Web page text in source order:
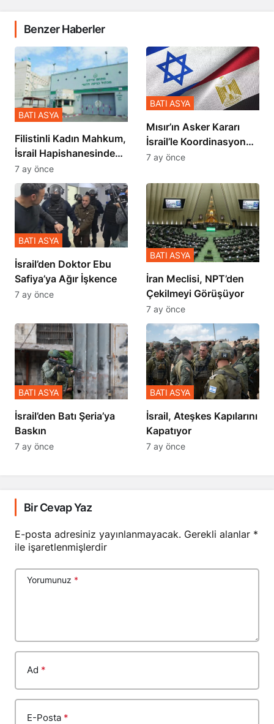
Benzer Haberler
Filistinli Kadın Mahkum,
İsrail Hapishanesindeki
Zulmü Anlattı
BATI ASYA
7 ay önce
Mısır’ın Asker Kararı
İsrail’le Koordinasyon
İçinde Gerçekleşmiş
BATI ASYA
7 ay önce
İsrail’den Doktor Ebu
Safiya’ya Ağır İşkence
BATI ASYA
7 ay önce
İran Meclisi, NPT’den
Çekilmeyi Görüşüyor
BATI ASYA
7 ay önce
​​​​​​​İsrail’den Batı Şeria’ya
Baskın
BATI ASYA
7 ay önce
İsrail, Ateşkes Kapılarını
Kapatıyor
BATI ASYA
7 ay önce
Bir Cevap Yaz
E-posta adresiniz yayınlanmayacak. Gerekli alanlar *
ile işaretlenmişlerdir
Yorumunuz *
Ad *
E-Posta *